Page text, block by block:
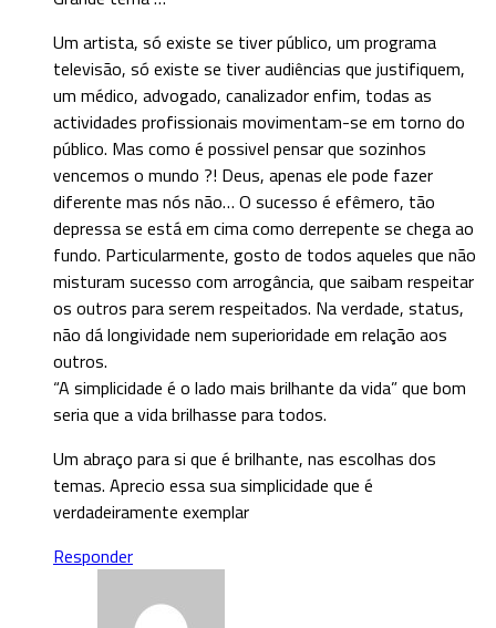
Um artista, só existe se tiver público, um programa
televisão, só existe se tiver audiências que justifiquem,
um médico, advogado, canalizador enfim, todas as
actividades profissionais movimentam-se em torno do
público. Mas como é possivel pensar que sozinhos
vencemos o mundo ?! Deus, apenas ele pode fazer
diferente mas nós não… O sucesso é efêmero, tão
depressa se está em cima como derrepente se chega ao
fundo. Particularmente, gosto de todos aqueles que não
misturam sucesso com arrogância, que saibam respeitar
os outros para serem respeitados. Na verdade, status,
não dá longividade nem superioridade em relação aos
outros.
“A simplicidade é o lado mais brilhante da vida” que bom
seria que a vida brilhasse para todos.
Um abraço para si que é brilhante, nas escolhas dos
temas. Aprecio essa sua simplicidade que é
verdadeiramente exemplar
Responder